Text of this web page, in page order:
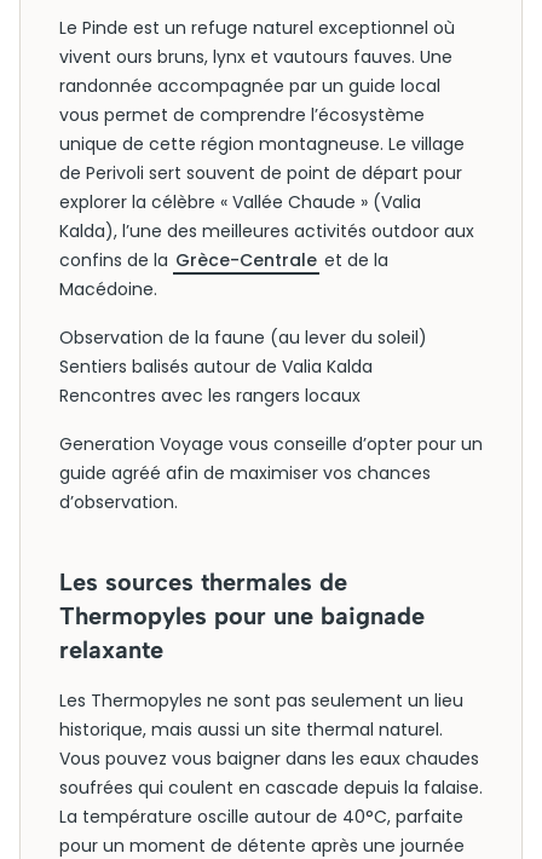
Le Pinde est un refuge naturel exceptionnel où
vivent ours bruns, lynx et vautours fauves. Une
randonnée accompagnée par un guide local
vous permet de comprendre l’écosystème
unique de cette région montagneuse. Le village
de Perivoli sert souvent de point de départ pour
explorer la célèbre « Vallée Chaude » (Valia
Kalda), l’une des meilleures activités outdoor aux
confins de la Grèce-Centrale et de la
Macédoine.
Observation de la faune (au lever du soleil)
Sentiers balisés autour de Valia Kalda
Rencontres avec les rangers locaux
Generation Voyage vous conseille d’opter pour un
guide agréé afin de maximiser vos chances
d’observation.
Les sources thermales de
Thermopyles pour une baignade
relaxante
Les Thermopyles ne sont pas seulement un lieu
historique, mais aussi un site thermal naturel.
Vous pouvez vous baigner dans les eaux chaudes
soufrées qui coulent en cascade depuis la falaise.
La température oscille autour de 40°C, parfaite
pour un moment de détente après une journée